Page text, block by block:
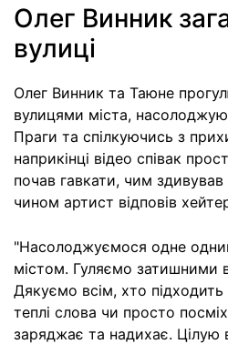
Олег Винник
вулиці
Олег Винник та Таюне
вулицями міста,
Праги та спілкуючись з
наприкінці відео співак
почав гавкати, чим
чином артист відповів
"Насолоджуємося одне
містом. Гуляємо затишними
Дякуємо всім, хто підходить
теплі слова чи просто
заряджає та надихає. Цілую